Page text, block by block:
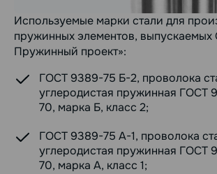
Используемые марки стали для
пружинных элементов,
Пружинный проект»:
ГОСТ 9389-75 Б-2, проволока
углеродистая пружинная ГОСТ
70, марка Б, класс 2;
ГОСТ 9389-75 А-1, проволока
углеродистая пружинная ГОСТ
70, марка А, класс 1;